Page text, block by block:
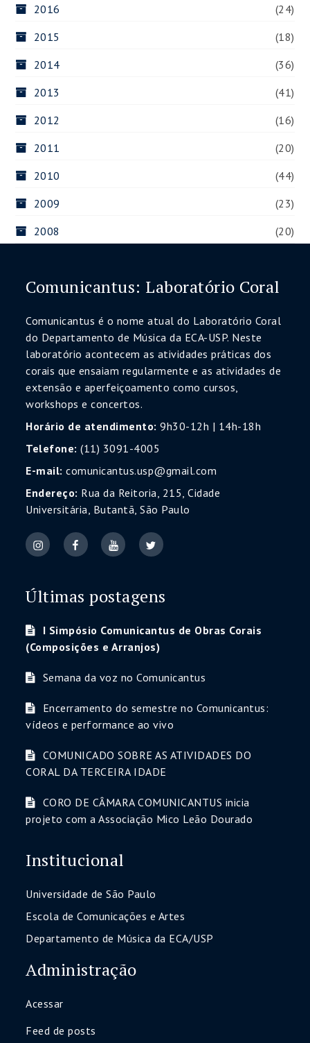
2016
(24)
2015
(18)
2014
(36)
2013
(41)
2012
(16)
2011
(20)
2010
(44)
2009
(23)
2008
(20)
Comunicantus: Laboratório Coral
Comunicantus é o nome atual do Laboratório Coral
do Departamento de Música da ECA-USP. Neste
laboratório acontecem as atividades práticas dos
corais que ensaiam regularmente e as atividades de
extensão e aperfeiçoamento como cursos,
workshops e concertos.
Horário de atendimento: 9h30-12h | 14h-18h
Telefone: (11) 3091-4005
E-mail: comunicantus.usp@gmail.com
Endereço: Rua da Reitoria, 215, Cidade
Universitária, Butantã, São Paulo
Últimas postagens
I Simpósio Comunicantus de Obras Corais
(Composições e Arranjos)
Semana da voz no Comunicantus
Encerramento do semestre no Comunicantus:
vídeos e performance ao vivo
COMUNICADO SOBRE AS ATIVIDADES DO
CORAL DA TERCEIRA IDADE
CORO DE CÂMARA COMUNICANTUS inicia
projeto com a Associação Mico Leão Dourado
Institucional
Universidade de São Paulo
Escola de Comunicações e Artes
Departamento de Música da ECA/USP
Administração
Acessar
Feed de posts